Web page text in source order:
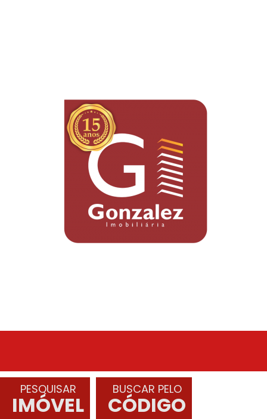
PESQUISAR
IMÓVEL
BUSCAR PELO
CÓDIGO